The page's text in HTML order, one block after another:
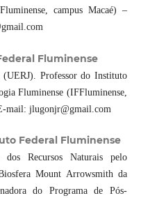
campus Macaé) –
Fluminense
Professor do Instituto
Fluminense (IFFluminense,
mail: jlugonjr@gmail.com
Federal Fluminense
dos Recursos Naturais pelo
Mount Arrowsmith da
do Programa de Pós-